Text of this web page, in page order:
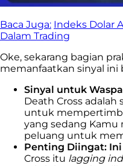
Baca Juga: Indeks Dolar
Dalam Trading
Oke, sekarang bagian
memanfaatkan sinyal ini
Sinyal untuk
Death Cross adalah
untuk
yang sedang Kamu
peluang untuk
Penting Diingat:
Cross itu lagging